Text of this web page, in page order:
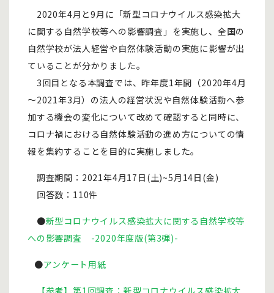
2020年4月と9月に「新型コロナウイルス感染拡大
に関する自然学校等への影響調査」を実施し、全国の
自然学校が法人経営や自然体験活動の実施に影響が出
ていることが分かりました。
3回目となる本調査では、昨年度1年間（2020年4月
～2021年3月）の法人の経営状況や自然体験活動へ参
加する機会の変化について改めて確認すると同時に、
コロナ禍における自然体験活動の進め方についての情
報を集約することを目的に実施しました。
調査期間：2021年4月17日(土)~5月14日(金)
回答数：110件
●新型コロナウイルス感染拡大に関する自然学校等
への影響調査 -2020年度版(第3弾)-
●アンケート用紙
【参考】第1回調査：新型コロナウイルス感染拡大